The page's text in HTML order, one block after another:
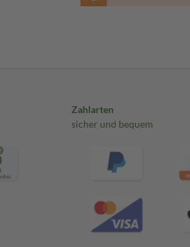
Zahlarten
sicher und bequem